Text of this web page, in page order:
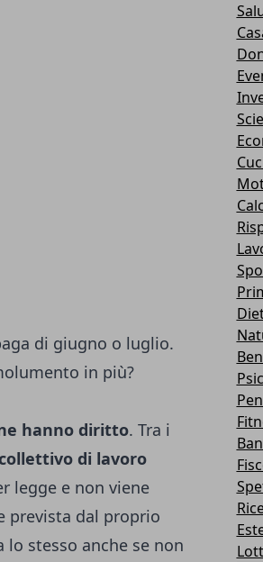
di giugno o luglio.
in più?
hanno diritto. Tra i
di lavoro
legge e non viene
prevista dal proprio
stesso anche se non